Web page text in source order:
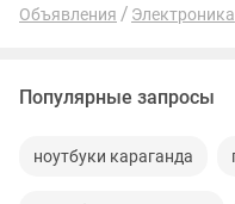
Объявления Электроника
Популярные запросы
ноутбуки караганда